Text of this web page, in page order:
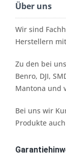
Über uns
Wir sind
Herstellern
Zu den bei
Benro, DJI,
Mantona und
Bei uns wir
Produkte